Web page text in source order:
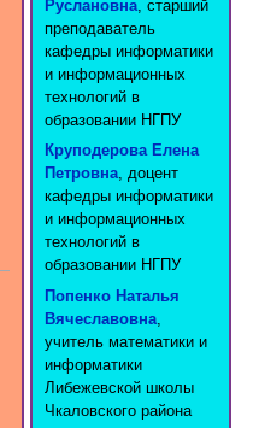
Руслановна, старший
преподаватель
кафедры информатики
и информационных
технологий в
образовании НГПУ
Круподерова Елена
Петровна, доцент
кафедры информатики
и информационных
технологий в
образовании НГПУ
Попенко Наталья
Вячеславовна
учитель математики и
информатики
Либежевской школы
Чкаловского района